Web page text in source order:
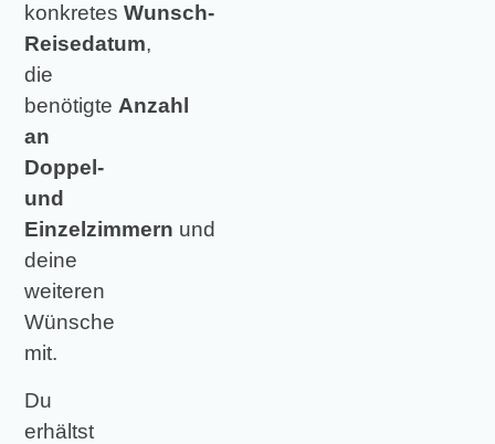
konkretesWunsch-
Reisedatum,
die
benötigteAnzahl
an
Doppel-
und
Einzelzimmern und
deine
weiteren
Wünsche
mit.
Du
erhältst